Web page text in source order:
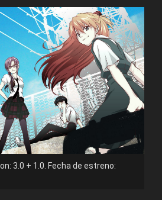
3.0 + 1.0. Fecha de estreno: